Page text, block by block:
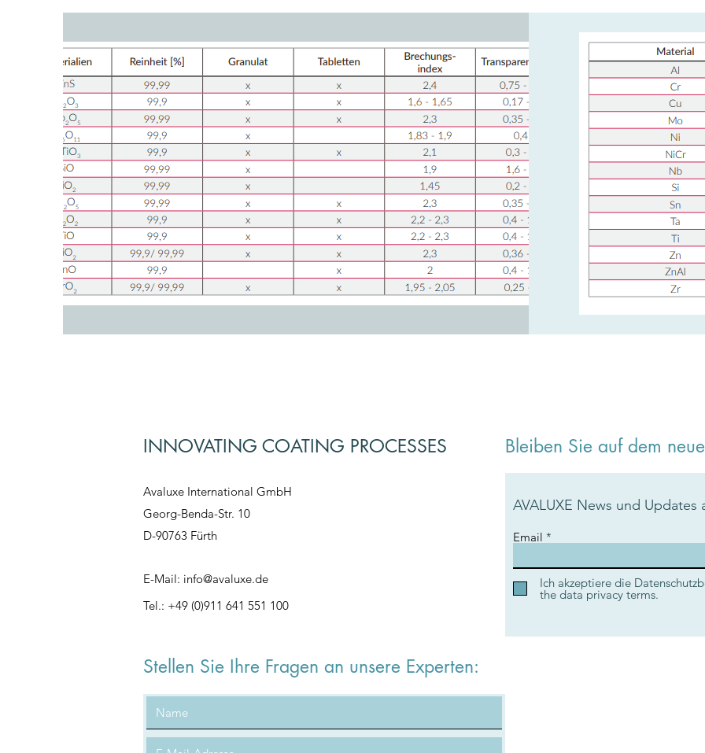
INNOVATING COATING PROCESSES
Avaluxe International GmbH
Georg-Benda-Str. 10
D-90763 Fürth
E-Mail: info@avaluxe.de
Tel.: +49 (0)911 641 551 100
Bleiben Sie auf dem
AVALUXE News und Updates
Email
Ich akzeptiere die
the data privacy terms.
Stellen Sie Ihre Fragen an unsere Experten: